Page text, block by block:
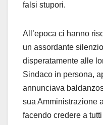
falsi stupori.
All’epoca ci hanno
un assordante
disperatamente alle
Sindaco in persona,
annunciava
sua Amministrazione
facendo credere a